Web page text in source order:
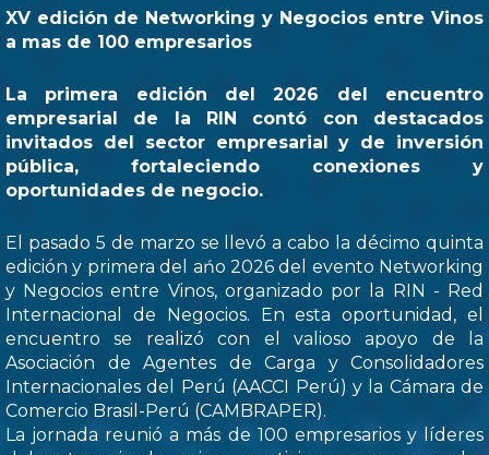
XV edición de Networking y Negocios entre Vinos
a mas de 100 empresarios
La primera edición del 2026 del encuentro
empresarial de la RIN contó con destacados
invitados del sector empresarial y de inversión
pública, fortaleciendo conexiones y
oportunidades de negocio.
El pasado 5 de marzo se llevó a cabo la décimo quinta
edición y primera del ańo 2026 del evento Networking
y Negocios entre Vinos, organizado por la RIN - Red
Internacional de Negocios. En esta oportunidad, el
encuentro se realizó con el valioso apoyo de la
Asociación de Agentes de Carga y Consolidadores
Internacionales del Perú (AACCI Perú) y la Cámara de
Comercio Brasil-Perú (CAMBRAPER).
La jornada reunió a más de 100 empresarios y líderes